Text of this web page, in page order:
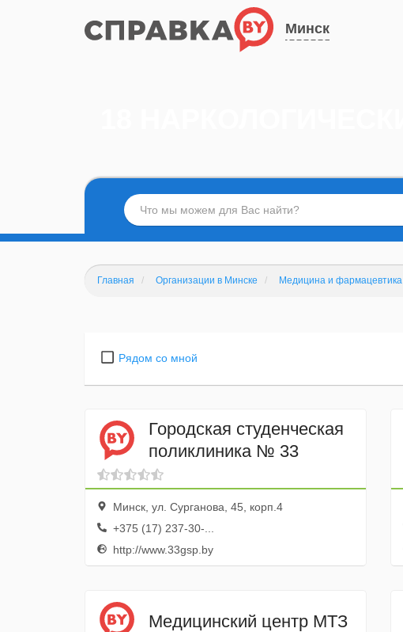
Минск
Главная Организации в Минске Медицина и фармацевтика
Рядом со мной
Городская студенческая
поликлиника № 33
Минск, ул. Сурганова, 45, корп.4
+375 (17) 237-30-...
http://www.33gsp.by
Медицинский центр МТЗ